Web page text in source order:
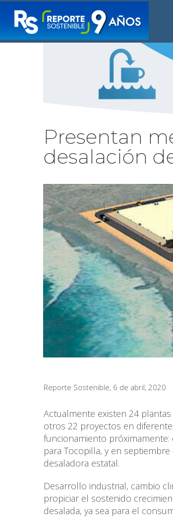
Presentan
desalación
Reporte Sostenible, 6 de abril, 2020
Actualmente existen 24
otros 22 proyectos en
funcionamiento próximamente:
para Tocopilla, y en
desaladora estatal.
Desarrollo industrial, cambio
propiciar el sostenido
desalada, ya sea para el